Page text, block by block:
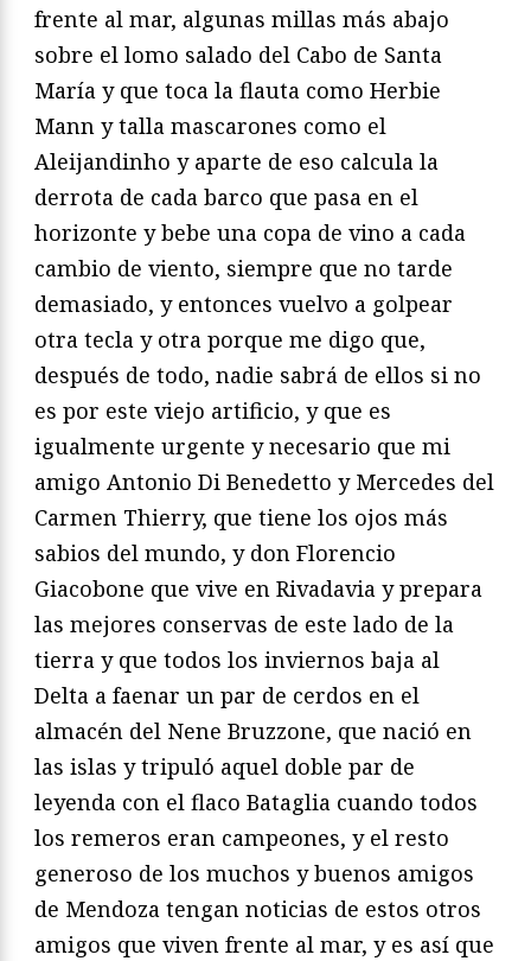
frente al mar, algunas millas más abajo
sobre el lomo salado del Cabo de Santa
María y que toca la flauta como Herbie
Mann y talla mascarones como el
Aleijandinho y aparte de eso calcula la
derrota de cada barco que pasa en el
horizonte y bebe una copa de vino a cada
cambio de viento, siempre que no tarde
demasiado, y entonces vuelvo a golpear
otra tecla y otra porque me digo que,
después de todo, nadie sabrá de ellos si no
es por este viejo artificio, y que es
igualmente urgente y necesario que mi
amigo Antonio Di Benedetto y Mercedes del
Carmen Thierry, que tiene los ojos más
sabios del mundo, y don Florencio
Giacobone que vive en Rivadavia y prepara
las mejores conservas de este lado de la
tierra y que todos los inviernos baja al
Delta a faenar un par de cerdos en el
almacén del Nene Bruzzone, que nació en
las islas y tripuló aquel doble par de
leyenda con el flaco Bataglia cuando todos
los remeros eran campeones, y el resto
generoso de los muchos y buenos amigos
de Mendoza tengan noticias de estos otros
amigos que viven frente al mar, y es así que